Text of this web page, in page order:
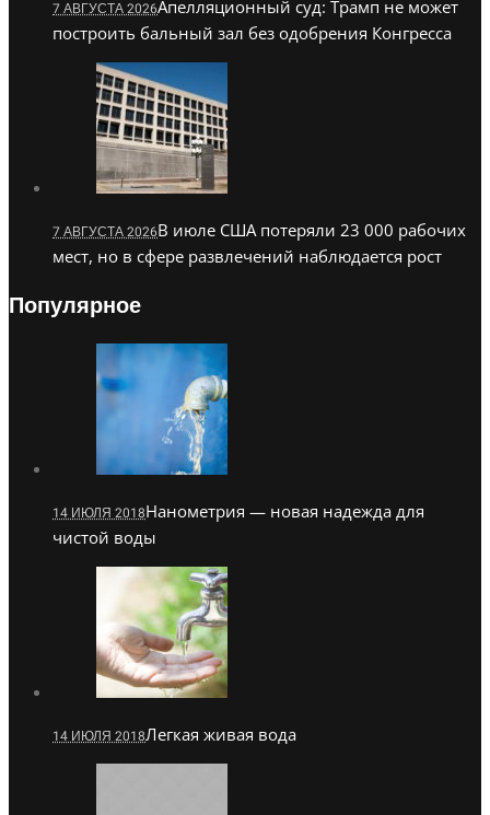
7 АВГУСТА 2026Апелляционный суд: Трамп не может
построить бальный зал без одобрения Конгресса
7 АВГУСТА 2026В июле США потеряли 23 000 рабочих
мест, но в сфере развлечений наблюдается рост
Популярное
14 ИЮЛЯ 2018Нанометрия — новая надежда для
чистой воды
14 ИЮЛЯ 2018Легкая живая вода